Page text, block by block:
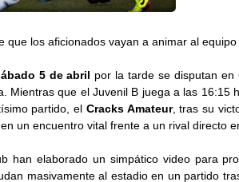
que los aficionados vayan a animar al
5 de abril por la tarde se disputan en
Mientras que el Juvenil B juega a las
partido, el Cracks Amateur, tras su
un encuentro vital frente a un rival directo
han elaborado un simpático video para
masivamente al estadio en un partido